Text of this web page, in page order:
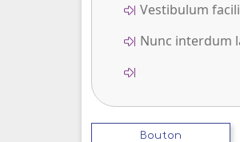
Vestibulum
Nunc interdum
Bouton